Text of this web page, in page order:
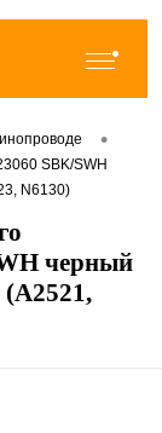
•
SBK/SWH
N6130)
черный